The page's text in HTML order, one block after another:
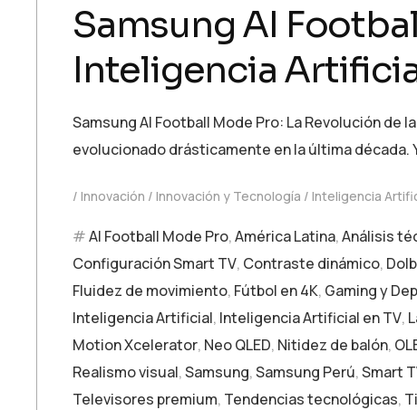
Samsung AI
Inteligencia
Samsung AI Football Mode Pro: La Revolución
evolucionado drásticamente en la última década.
Innovación Innovación y Tecnología Inteligencia
AI Football Mode Pro,América Latina,Análisis
Configuración Smart TV, Contraste dinámico,
Fluidez de movimiento, Fútbol en 4K, Gaming y
Inteligencia Artificial, Inteligencia Artificial en TV,
Motion Xcelerator, Neo QLED, Nitidez de balón,
Realismo visual,Samsung,Samsung Perú,Smart
Televisores premium, Tendencias tecnológicas,